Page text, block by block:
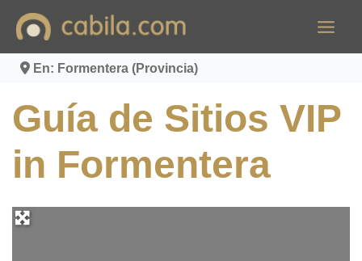
contenido
En: Formentera (Provincia)
Guía de Sitios VIP
in Formentera